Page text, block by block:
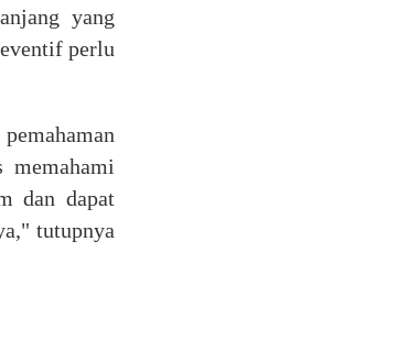
yang
perlu
memahami
dan dapat
tutupnya